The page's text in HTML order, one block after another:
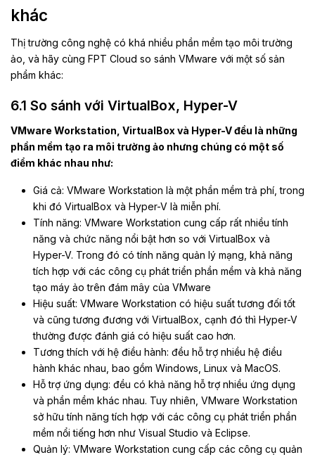
khác
Thị trường công nghệ có khá nhiều phần mềm tạo môi trường
ảo, và hãy cùng FPT Cloud so sánh VMware với một số sản
phẩm khác:
6.1 So sánh với VirtualBox, Hyper-V
VMware Workstation, VirtualBox và Hyper-V đều là những
phần mềm tạo ra môi trường ảo nhưng chúng có một số
điểm khác nhau như:
Giá cả: VMware Workstation là một phần mềm trả phí, trong
khi đó VirtualBox và Hyper-V là miễn phí.
Tính năng: VMware Workstation cung cấp rất nhiều tính
năng và chức năng nổi bật hơn so với VirtualBox và
Hyper-V. Trong đó có tính năng quản lý mạng, khả năng
tích hợp với các công cụ phát triển phần mềm và khả năng
tạo máy ảo trên đám mây của VMware
Hiệu suất: VMware Workstation có hiệu suất tương đối tốt
và cũng tương đương với VirtualBox, cạnh đó thì Hyper-V
thường được đánh giá có hiệu suất cao hơn.
Tương thích với hệ điều hành: đều hỗ trợ nhiều hệ điều
hành khác nhau, bao gồm Windows, Linux và MacOS.
Hỗ trợ ứng dụng: đều có khả năng hỗ trợ nhiều ứng dụng
và phần mềm khác nhau. Tuy nhiên, VMware Workstation
sở hữu tính năng tích hợp với các công cụ phát triển phần
mềm nổi tiếng hơn như Visual Studio và Eclipse.
Quản lý: VMware Workstation cung cấp các công cụ quản